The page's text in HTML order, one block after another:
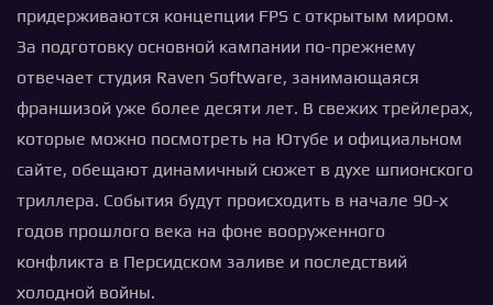
придерживаются концепции FPS с открытым миром.
За подготовку основной кампании по-прежнему
отвечает студия Raven Software, занимающаяся
франшизой уже более десяти лет. В свежих трейлерах,
которые можно посмотреть на Ютубе и официальном
сайте, обещают динамичный сюжет в духе шпионского
триллера. События будут происходить в начале 90-х
годов прошлого века на фоне вооруженного
конфликта в Персидском заливе и последствий
холодной войны.